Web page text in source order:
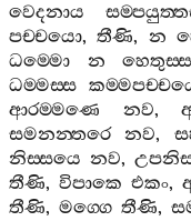
වෙදනාය
පච‍්චයො,තීණි, න
ධම‍්මො
න හෙතුස‍්ස
ධම‍්මස‍්ස
ආරම‍්මණෙ
නව,
සමනන‍්තරෙ
නව,
නිස‍්සයෙ නව,
තීණි,විපාකෙ එකං,
තීණි, මග‍්ගෙ තීණි,